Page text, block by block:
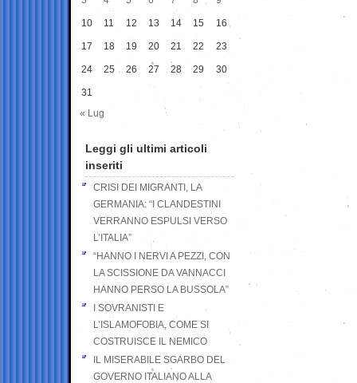
10 11 12 13 14 15 16
17 18 19 20 21 22 23
24 25 26 27 28 29 30
31
« Lug
Leggi gli ultimi articoli
inseriti
CRISI DEI MIGRANTI, LA
GERMANIA: “I CLANDESTINI
VERRANNO ESPULSI VERSO
L’ITALIA”
“HANNO I NERVI A PEZZI, CON
LA SCISSIONE DA VANNACCI
HANNO PERSO LA BUSSOLA”
I SOVRANISTI E
L’ISLAMOFOBIA, COME SI
COSTRUISCE IL NEMICO
IL MISERABILE SGARBO DEL
GOVERNO ITALIANO ALLA